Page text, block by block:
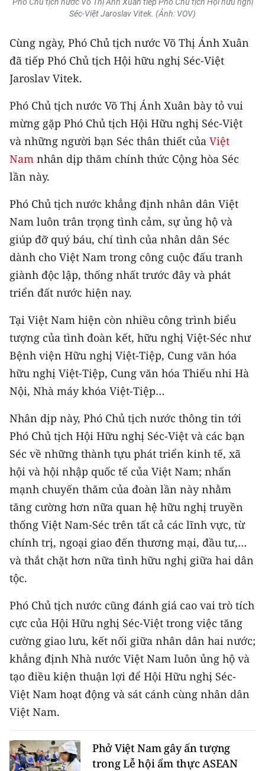
Séc-Việt Jaroslav Vitek. (Ảnh: VOV)
Cùng ngày, Phó Chủ tịch nước Võ Thị Ánh Xuân
đã tiếp Phó Chủ tịch Hội hữu nghị Séc-Việt
Jaroslav Vitek.
Phó Chủ tịch nước Võ Thị Ánh Xuân bày tỏ vui
mừng gặp Phó Chủ tịch Hội Hữu nghị Séc-Việt
và những người bạn Séc thân thiết của Việt
Nam nhân dịp thăm chính thức Cộng hòa Séc
lần này.
Phó Chủ tịch nước khẳng định nhân dân Việt
Nam luôn trân trọng tình cảm, sự ủng hộ và
giúp đỡ quý báu, chí tình của nhân dân Séc
dành cho Việt Nam trong công cuộc đấu tranh
giành độc lập, thống nhất trước đây và phát
triển đất nước hiện nay.
Tại Việt Nam hiện còn nhiều công trình biểu
tượng của tình đoàn kết, hữu nghị Việt-Séc như
Bệnh viện Hữu nghị Việt-Tiệp, Cung văn hóa
hữu nghị Việt-Tiệp, Cung văn hóa Thiếu nhi Hà
Nội, Nhà máy khóa Việt-Tiệp…
Nhân dịp này, Phó Chủ tịch nước thông tin tới
Phó Chủ tịch Hội Hữu nghị Séc-Việt và các bạn
Séc về những thành tựu phát triển kinh tế, xã
hội và hội nhập quốc tế của Việt Nam; nhấn
mạnh chuyến thăm của đoàn lần này nhằm
tăng cường hơn nữa quan hệ hữu nghị truyền
thống Việt Nam-Séc trên tất cả các lĩnh vực, từ
chính trị, ngoại giao đến thương mại, đầu tư,…
và thắt chặt hơn nữa tình hữu nghị giữa hai dân
tộc.
Phó Chủ tịch nước cũng đánh giá cao vai trò tích
cực của Hội Hữu nghị Séc-Việt trong việc tăng
cường giao lưu, kết nối giữa nhân dân hai nước;
khẳng định Nhà nước Việt Nam luôn ủng hộ và
tạo điều kiện thuận lợi để Hội Hữu nghị Séc-
Việt Nam hoạt động và sát cánh cùng nhân dân
Việt Nam.
Phở Việt Nam gây ấn tượng
trong Lễ hội ẩm thực ASEAN